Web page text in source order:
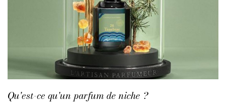
Qu'est-ce qu'un parfum de niche ?